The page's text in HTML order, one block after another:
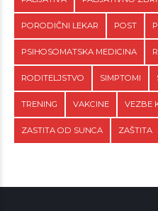
PORODIČNI LEKAR POST
PSIHOSOMATSKA MEDICINA
RODITELJSTVO SIMPTOMI
TRENING VAKCINE VEZBE
ZASTITA OD SUNCA ZAŠTITA